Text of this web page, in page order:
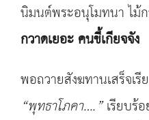
นิมนต์พระอนุโมทนา ไม้
กวาดเยอะ คนขี้เกียจจัง
พอถวายสังฆทานเสร็จเ
“พุทธาโภคา….”เรียบร้